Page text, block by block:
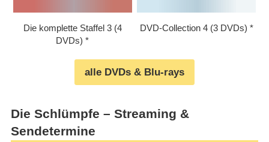
Die komplette Staffel 3 (4
DVDs)
DVD-Collection 4 (3 DVDs)
alle DVDs & Blu-rays
Die Schlümpfe – Streaming &
Sendetermine